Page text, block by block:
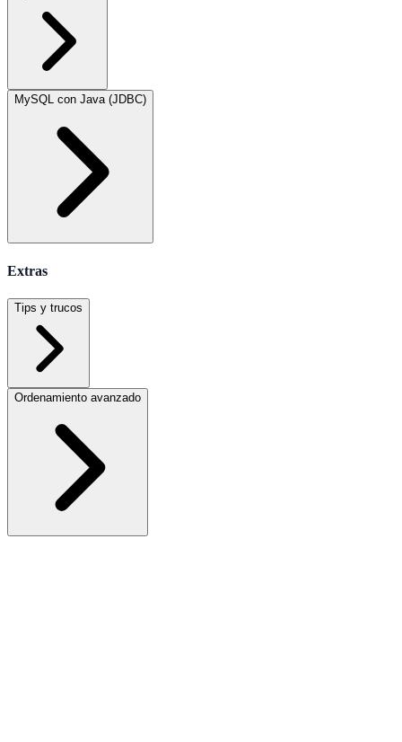
MySQL con Java (JDBC)
Extras
Tips y trucos
Ordenamiento avanzado